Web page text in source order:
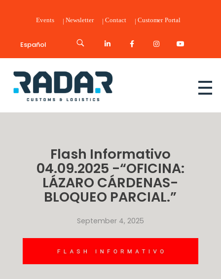
Events Newsletter Contact Customer Portal
Español
Radar Customs & Logistics
Flash Informativo
04.09.2025 -“OFICINA:
LÁZARO CÁRDENAS-
BLOQUEO PARCIAL.”
September 4, 2025